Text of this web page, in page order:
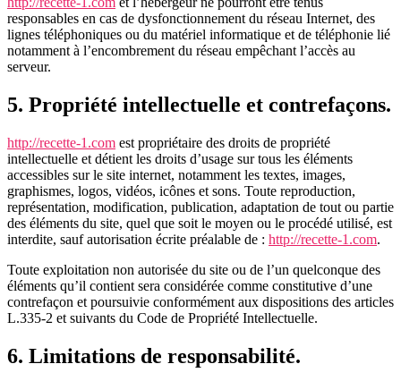
responsables en cas de dysfonctionnement du réseau Internet, des
lignes téléphoniques ou du matériel informatique et de téléphonie lié
notamment à l’encombrement du réseau empêchant l’accès au
serveur.
5. Propriété intellectuelle et contrefaçons.
http://recette-1.com est propriétaire des droits de propriété
intellectuelle et détient les droits d’usage sur tous les éléments
accessibles sur le site internet, notamment les textes, images,
graphismes, logos, vidéos, icônes et sons. Toute reproduction,
représentation, modification, publication, adaptation de tout ou partie
des éléments du site, quel que soit le moyen ou le procédé utilisé, est
interdite, sauf autorisation écrite préalable de : http://recette-1.com.
Toute exploitation non autorisée du site ou de l’un quelconque des
éléments qu’il contient sera considérée comme constitutive d’une
contrefaçon et poursuivie conformément aux dispositions des articles
L.335-2 et suivants du Code de Propriété Intellectuelle.
6. Limitations de responsabilité.